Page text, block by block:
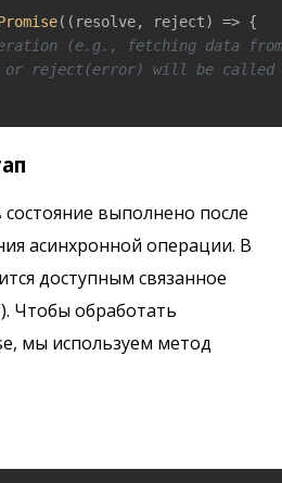
( ( resolve, reject) => {
(e.g., fetching data
reject(error) will be called
выполнено после
асинхронной операции. В
доступным связанное
Чтобы обработать
мы используем метод